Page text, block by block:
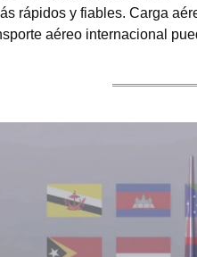
rápidos y fiables. Carga
aéreo internacional